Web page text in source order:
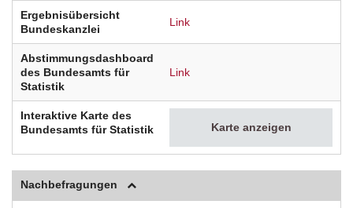
Ergebnisübersicht
Bundeskanzlei
Link
Abstimmungsdashboard
des Bundesamts für
Statistik
Link
Interaktive Karte des
Bundesamts für Statistik
Karte anzeigen
Nachbefragungen